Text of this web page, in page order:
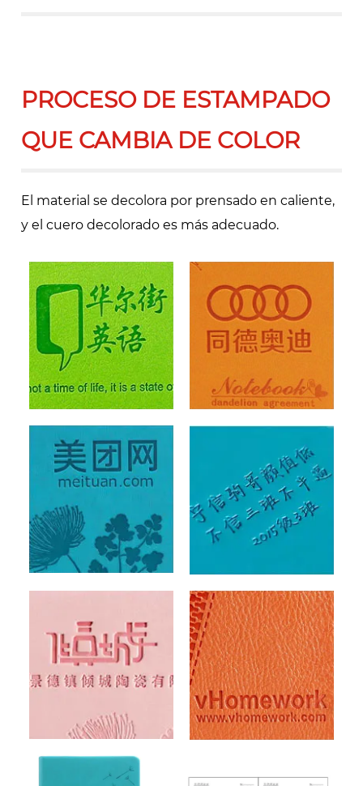
PROCESO DE ESTAMPADO
QUE CAMBIA DE COLOR
El material se decolora por prensado en caliente,
y el cuero decolorado es más adecuado.